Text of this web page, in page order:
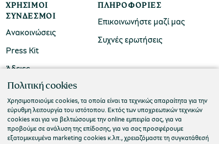
ΧΡΉΣΙΜΟΙ
ΣΎΝΔΕΣΜΟΙ
Ανακοινώσεις
Press Kit
Άδειες
ΠΛΗΡΟΦΟΡΊΕΣ
Επικοινωνήστε μαζί μας
Συχνές ερωτήσεις
ΠΟΛΙΤΙΣΤΙΚΟ ΙΔΡΥΜΑ ΟΜΙΛΟΥ ΠΕΙΡΑΙΩΣ
Τ. 210 3256922
Ε. info@piop.gr
Πολιτική cookies
Χρησιμοποιούμε cookies, τα οποία είναι τα τεχνικώς απαραίτητα για την
εύρυθμη λειτουργία του ιστότοπου. Εκτός των υποχρεωτικών τεχνικών
cookies και για να βελτιώσουμε την online εμπειρία σας, για να
προβούμε σε ανάλυση της επίδοσης, για να σας προσφέρουμε
εξατομικευμένα marketing cookies κ.λπ., χρειαζόμαστε τη συγκατάθεσή